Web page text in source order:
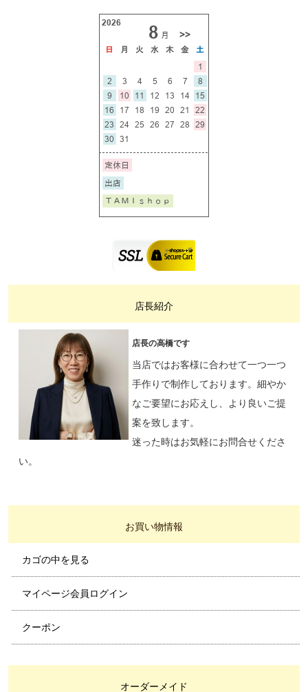
店長紹介
店長の高橋です
当店ではお客様に合わせて一つ一つ
手作りで制作しております。細やか
なご要望にお応えし、より良いご提
案を致します。
迷った時はお気軽にお問合せくださ
い。
お買い物情報
カゴの中を見る
マイページ会員ログイン
クーポン
オーダーメイド